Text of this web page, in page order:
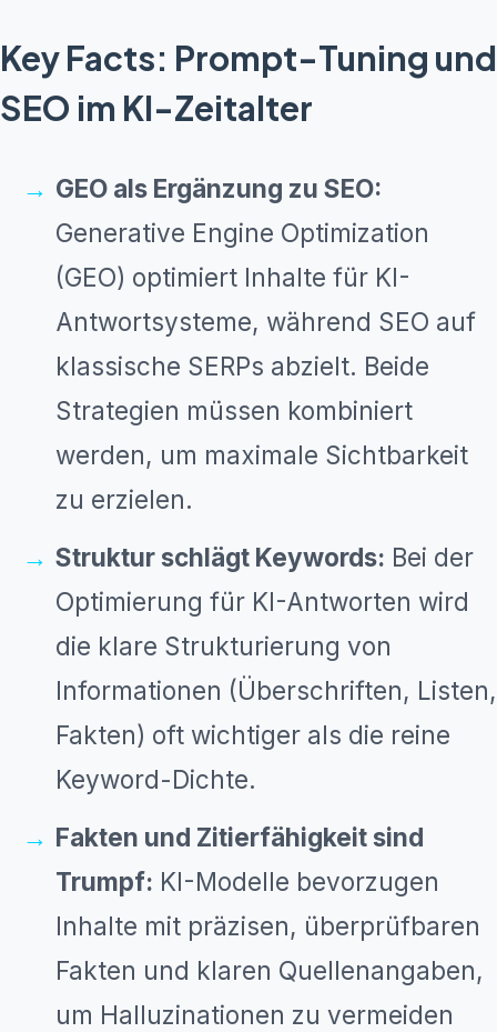
Key Facts: Prompt-Tuning und
SEO im KI-Zeitalter
GEO als Ergänzung zu SEO:
Generative Engine Optimization
(GEO) optimiert Inhalte für KI-
Antwortsysteme, während SEO auf
klassische SERPs abzielt. Beide
Strategien müssen kombiniert
werden, um maximale Sichtbarkeit
zu erzielen.
Struktur schlägt Keywords: Bei der
Optimierung für KI-Antworten wird
die klare Strukturierung von
Informationen (Überschriften, Listen,
Fakten) oft wichtiger als die reine
Keyword-Dichte.
Fakten und Zitierfähigkeit sind
Trumpf: KI-Modelle bevorzugen
Inhalte mit präzisen, überprüfbaren
Fakten und klaren Quellenangaben,
um Halluzinationen zu vermeiden